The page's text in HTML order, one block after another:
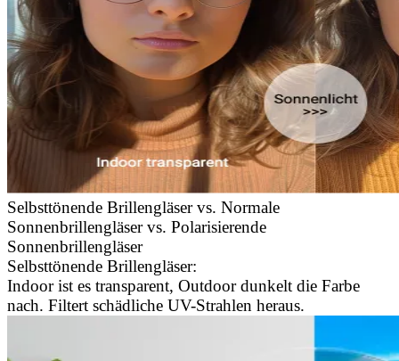
Selbsttönende Brillengläser vs. Normale
Sonnenbrillengläser vs. Polarisierende
Sonnenbrillengläser
Selbsttönende Brillengläser:
Indoor ist es transparent, Outdoor dunkelt die Farbe
nach. Filtert schädliche UV-Strahlen heraus.